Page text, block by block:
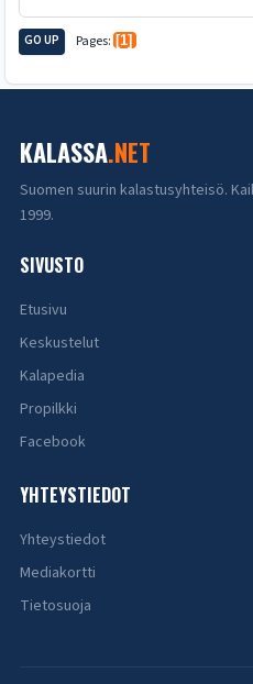
GO UP Pages 1
KALASSA.NET
Suomen suurin kalastusyhteisö.
1999.
SIVUSTO
Etusivu
Keskustelut
Kalapedia
Propilkki
Facebook
YHTEYSTIEDOT
Yhteystiedot
Mediakortti
Tietosuoja